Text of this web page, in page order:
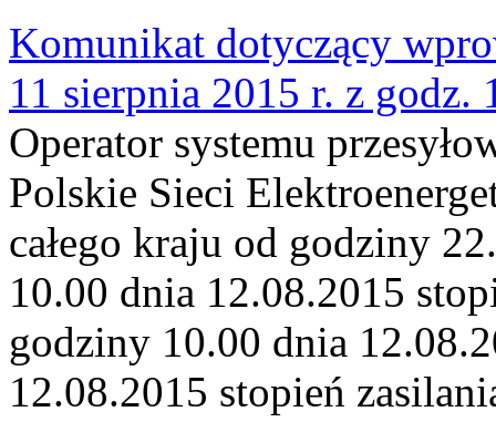
Komunikat dotyczący
11 sierpnia 2015 r. z godz.
Operator systemu
Polskie Sieci
całego kraju od godziny
10.00 dnia 12.08.2015
godziny 10.00 dnia
12.08.2015 stopień